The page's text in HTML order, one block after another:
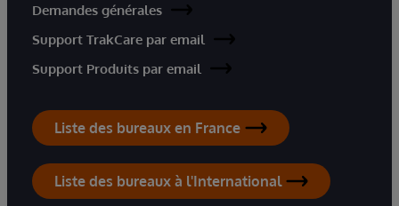
Demandes générales
Support TrakCare par email
Support Produits par email
Liste des bureaux en France
Liste des bureaux à l'International